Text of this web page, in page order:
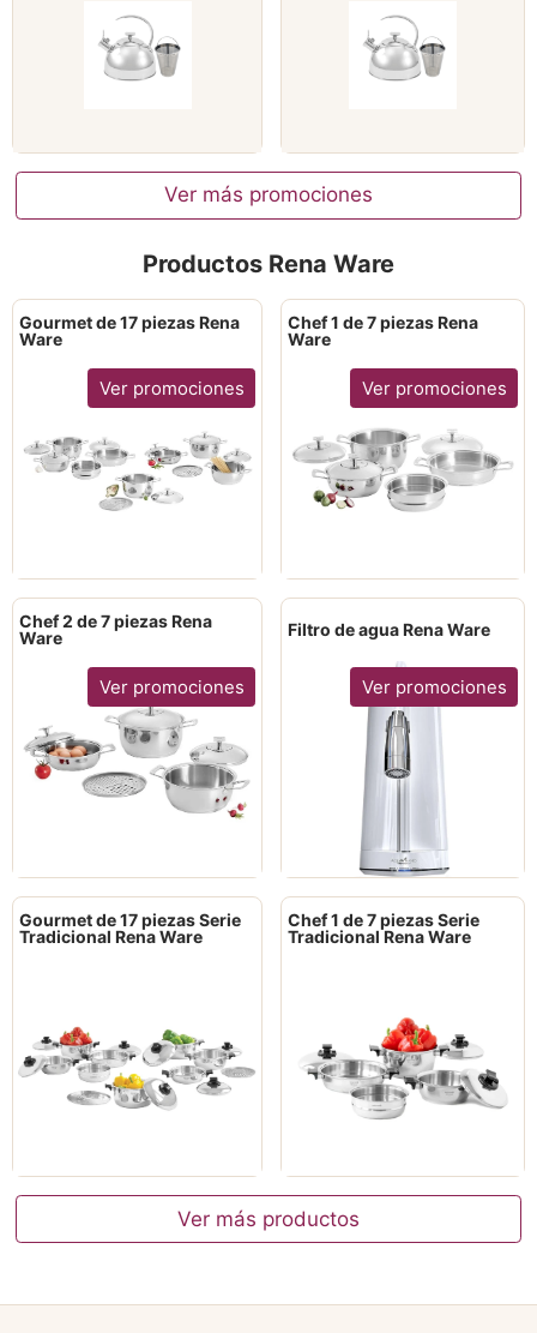
Ver más promociones
Productos Rena Ware
Gourmet de 17 piezas Rena
Ware
Ver promociones
Chef 1 de 7 piezas Rena
Ware
Ver promociones
Chef 2 de 7 piezas Rena
Ware
Ver promociones
Filtro de agua Rena Ware
Ver promociones
Gourmet de 17 piezas Serie
Tradicional Rena Ware
Chef 1 de 7 piezas Serie
Tradicional Rena Ware
Ver más productos